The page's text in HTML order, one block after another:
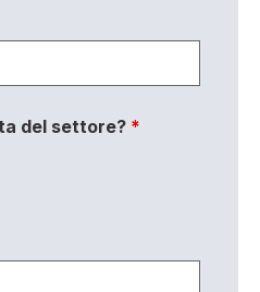
del settore? *